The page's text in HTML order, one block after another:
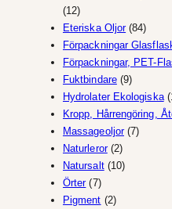
1212
produkter
Eteriska Oljor 8484
Förpackningar
Förpackningar, PET-
Fuktbindare 99
produkter
Hydrolater Ekologiska
Kropp, Hårrengöring,
Massageoljor 77
Naturleror 22
produkter
Natursalt 1010
Örter 77
produkter
Pigment 22